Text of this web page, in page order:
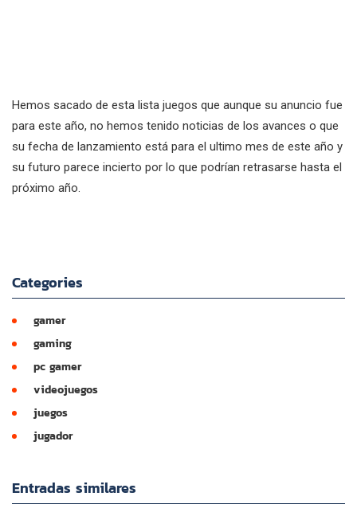
Hemos sacado de esta lista juegos que aunque su anuncio fue
para este año, no hemos tenido noticias de los avances o que
su fecha de lanzamiento está para el ultimo mes de este año y
su futuro parece incierto por lo que podrían retrasarse hasta el
próximo año.
Categories
gamer
gaming
pc gamer
videojuegos
juegos
jugador
Entradas similares